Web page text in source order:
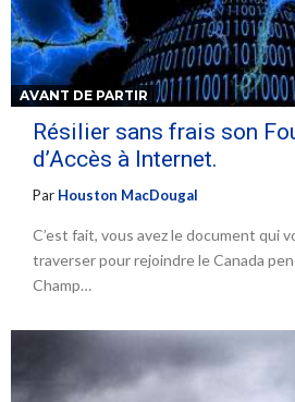
AVANT DE PARTIR
Résilier sans frais son
d’Accès à Internet.
Par Houston MacDougal
C’est fait, vous avez le document qui
traverser pour rejoindre le Canada
Champ…